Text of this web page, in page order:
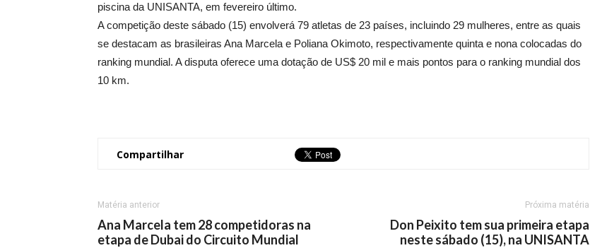
piscina da UNISANTA, em fevereiro último.
A competição deste sábado (15) envolverá 79 atletas de 23 países, incluindo 29 mulheres, entre as quais
se destacam as brasileiras Ana Marcela e Poliana Okimoto, respectivamente quinta e nona colocadas do
ranking mundial. A disputa oferece uma dotação de US$ 20 mil e mais pontos para o ranking mundial dos
10 km.
Compartilhar
Matéria anterior
Ana Marcela tem 28 competidoras na
etapa de Dubai do Circuito Mundial
Próxima matéria
Don Peixito tem sua primeira etapa
neste sábado (15), na UNISANTA